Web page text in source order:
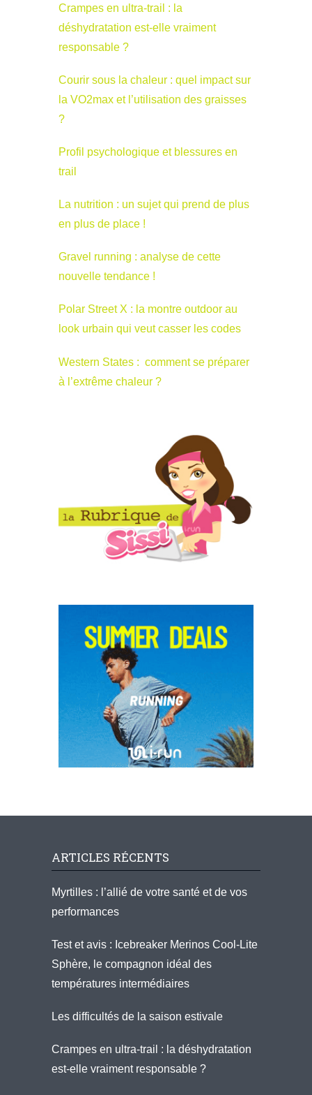
Crampes en ultra-trail : la
déshydratation est-elle vraiment
responsable ?
Courir sous la chaleur : quel impact sur
la VO2max et l’utilisation des graisses
?
Profil psychologique et blessures en
trail
La nutrition : un sujet qui prend de plus
en plus de place !
Gravel running : analyse de cette
nouvelle tendance !
Polar Street X : la montre outdoor au
look urbain qui veut casser les codes
Western States : comment se préparer
à l’extrême chaleur ?
ARTICLES RÉCENTS
Myrtilles : l’allié de votre santé et de vos
performances
Test et avis : Icebreaker Merinos Cool-Lite
Sphère, le compagnon idéal des
températures intermédiaires
Les difficultés de la saison estivale
Crampes en ultra-trail : la déshydratation
est-elle vraiment responsable ?